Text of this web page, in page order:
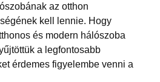
az otthon
kell lennie. Hogy
és modern hálószoba
a legfontosabb
érdemes figyelembe venni a